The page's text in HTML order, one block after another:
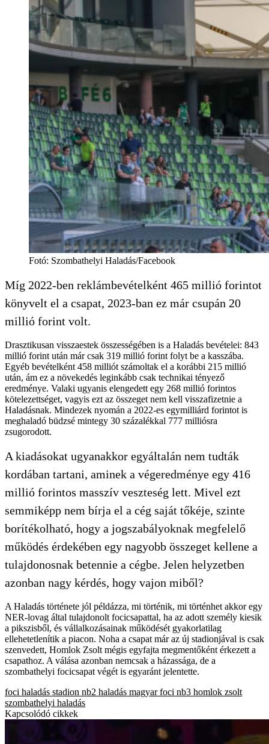
Fotó: Szombathelyi Haladás/Facebook
Míg 2022-ben reklámbevételként 465 millió forintot
könyvelt el a csapat, 2023-ban ez már csupán 20
millió forint volt.
Drasztikusan visszaestek összességében is a Haladás bevételei: 843
millió forint után már csak 319 millió forint folyt be a kasszába.
Egyéb bevételként 458 milliót számoltak el a korábbi 215 millió
után, ám ez a növekedés leginkább csak technikai tényező
eredménye. Valaki ugyanis elengedett egy 268 millió forintos
kötelezettséget, vagyis ezt az összeget nem kell visszafizetnie a
Haladásnak. Mindezek nyomán a 2022-es egymilliárd forintot is
meghaladó büdzsé mintegy 30 százalékkal 777 milliósra
zsugorodott.
A kiadásokat ugyanakkor egyáltalán nem tudták
kordában tartani, aminek a végeredménye egy 416
millió forintos masszív veszteség lett. Mivel ezt
semmiképp nem bírja el a cég saját tőkéje, szinte
borítékolható, hogy a jogszabályoknak megfelelő
működés érdekében egy nagyobb összeget kellene a
tulajdonosnak betennie a cégbe. Jelen helyzetben
azonban nagy kérdés, hogy vajon miből?
A Haladás története jól példázza, mi történik, mi történhet akkor egy
NER-lovag által tulajdonolt focicsapattal, ha az adott személy kiesik
a pikszisből, és vállalkozásainak működését gyakorlatilag
ellehetetlenítik a piacon. Noha a csapat már az új stadionjával is csak
szenvedett, Homlok Zsolt mégis egyfajta megmentőként érkezett a
csapathoz. A válása azonban nemcsak a házassága, de a
szombathelyi focicsapat végét is egyaránt jelentette.
foci haladás stadion nb2 haladás magyar foci nb3 homlok zsolt
szombathelyi haladás
Kapcsolódó cikkek